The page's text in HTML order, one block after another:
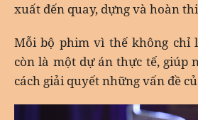
xuất đến quay, dựng và hoàn
Mỗi bộ phim vì thế không chỉ
còn là một dự án thực tế, giúp
cách giải quyết những vấn đề